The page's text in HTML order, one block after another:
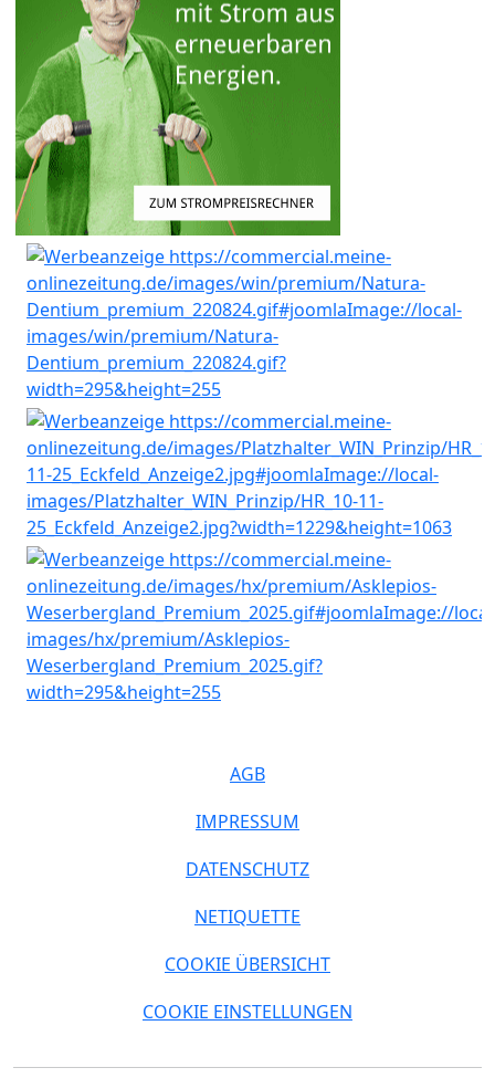
AGB
IMPRESSUM
DATENSCHUTZ
NETIQUETTE
COOKIE ÜBERSICHT
COOKIE EINSTELLUNGEN